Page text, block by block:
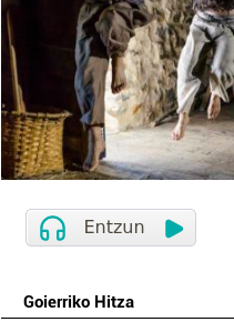
Goierriko Hitza